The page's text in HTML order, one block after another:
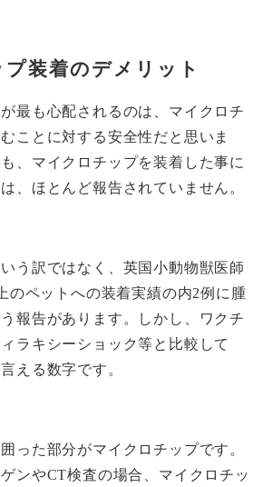
装着のデメリット
最も心配されるのは、マイクロチ
ことに対する安全性だと思いま
、マイクロチップを装着した事に
、ほとんど報告されていません。
う訳ではなく、英国小動物獣医師
のペットへの装着実績の内2例に腫
報告があります。しかし、ワクチ
ラキシーショック等と比較して
える数字です。
った部分がマイクロチップです。
ンやCT検査の場合、マイクロチッ